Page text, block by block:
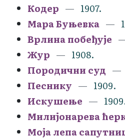
Кодер
1907.
Мара Буњевка
Врлина побеђује
Жур
1908.
Породични суд
Песнику
1909.
Искушење
Милијонарева
Моја лепа